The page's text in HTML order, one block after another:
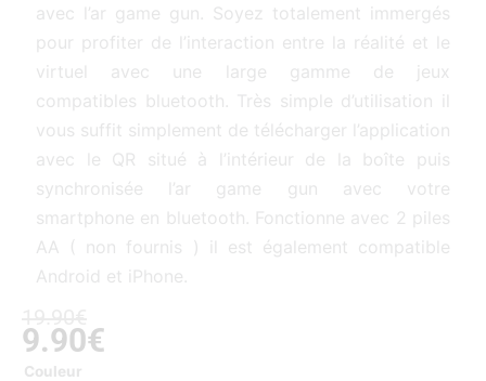
avec l’ar game gun. Soyez totalement immergés
pour profiter de l’interaction entre la réalité et le
virtuel avec une large gamme de jeux
compatibles bluetooth. Très simple d’utilisation il
vous suffit simplement de télécharger l’application
avec le QR situé à l’intérieur de la boîte puis
synchronisée l’ar game gun avec votre
smartphone en bluetooth. Fonctionne avec 2 piles
AA ( non fournis ) il est également compatible
Android et iPhone.
prix
initial
9.90€
prix
actuel
Couleur
quantité